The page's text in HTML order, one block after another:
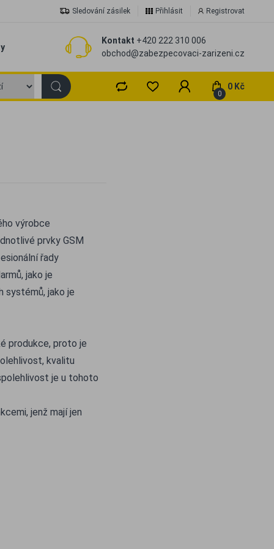
Sledování zásilek Přihlásit Registrovat
Kontakt +420 222 310 006
obchod@zabezpecovaci-zarizeni.cz
0 Kč
0
výrobce
prvky GSM
řady
jako je
systémů, jako je
produkce, proto je
kvalitu
je u tohoto
jenž mají jen